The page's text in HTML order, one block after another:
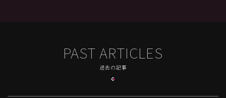
PAST ARTICLES
過去の記事